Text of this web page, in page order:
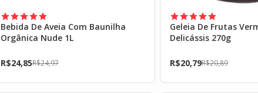
Bebida De Aveia Com Baunilha
Orgânica Nude 1L
R$24,97
R$24,85
Geleia De Frutas
Delicássis 270g
R$20,89
R$20,79